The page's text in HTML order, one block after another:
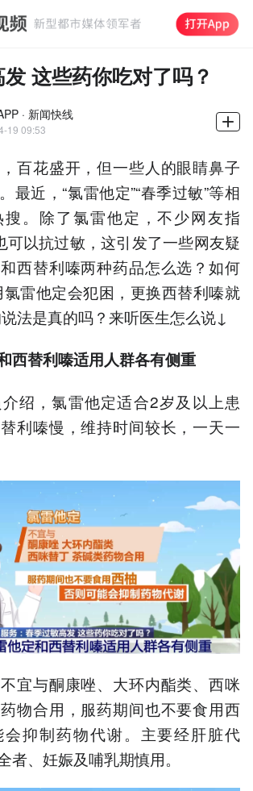
这些药你吃对了吗？
· 新闻快线
19 09:53
花盛开，但一些人的眼睛鼻子
最近，“氯雷他定”“春季过敏”等相
。除了氯雷他定，不少网友指
可以抗过敏，这引发了一些网友疑
西替利嗪两种药品怎么选？如何
氯雷他定会犯困，更换西替利嗪就
法是真的吗？来听医生怎么说↓
替利嗪适用人群各有侧重
，氯雷他定适合2岁及以上患
利嗪慢，维持时间较长，一天一
与酮康唑、大环内酯类、西咪
物合用，服药期间也不要食用西
抑制药物代谢。主要经肝脏代
者、妊娠及哺乳期慎用。